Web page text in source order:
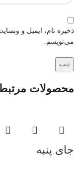
ذخیره نام، ایمیل و
می‌نویسم.
محصولات
جای پنبه